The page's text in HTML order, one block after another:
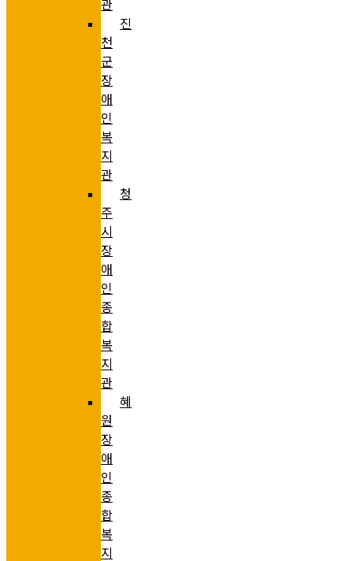
관
진
천
군
장
애
인
복
지
관
청
주
시
장
애
인
종
합
복
지
관
혜
원
장
애
인
종
합
복
지